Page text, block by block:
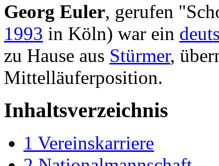
Georg Euler, gerufen
1993 in Köln) war ein
zu Hause aus Stürmer,
Mittelläuferposition.
Inhaltsverzeichnis
1 Vereinskarriere